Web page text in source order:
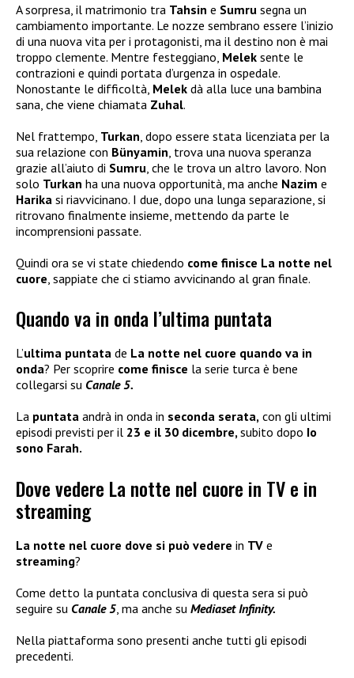
A sorpresa, il matrimonio tra Tahsin e Sumru segna un
cambiamento importante. Le nozze sembrano essere l’inizio
di una nuova vita per i protagonisti, ma il destino non è mai
troppo clemente. Mentre festeggiano, Melek sente le
contrazioni e quindi portata d’urgenza in ospedale.
Nonostante le difficoltà, Melek dà alla luce una bambina
sana, che viene chiamata Zuhal.
Nel frattempo, Turkan , dopo essere stata licenziata per la
sua relazione con Bünyamin , trova una nuova speranza
grazie all’aiuto di Sumru , che le trova un altro lavoro. Non
solo Turkan ha una nuova opportunità, ma anche Nazim e
Harika si riavvicinano. I due, dopo una lunga separazione, si
ritrovano finalmente insieme, mettendo da parte le
incomprensioni passate.
Quindi ora se vi state chiedendo come finisce La notte nel
cuore , sappiate che ci stiamo avvicinando al gran finale.
Quando va in onda l’ultima puntata
L’ultima puntata de La notte nel cuore quando va in
onda? Per scoprire come finisce la serie turca è bene
collegarsi su Canale 5.
La puntata andrà in onda in seconda serata, con gli ultimi
episodi previsti per il 23 e il 30 dicembre,subito dopo Io
sono Farah.
Dove vedere La notte nel cuore in TV e in
streaming
La notte nel cuore dove si può vedere in TV e
streaming?
Come detto la puntata conclusiva di questa sera si può
seguire su Canale 5 , ma anche su Mediaset Infinity.
Nella piattaforma sono presenti anche tutti gli episodi
precedenti.